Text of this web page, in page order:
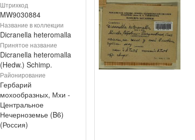
Штрихкод
MW9030884
Название в коллекции
Dicranella heteromalla
Принятое название
Dicranella heteromalla
(Hedw.) Schimp.
Районирование
Гербарий
мохообразных, Мхи -
Центральное
Нечерноземье (B6)
(Россия)